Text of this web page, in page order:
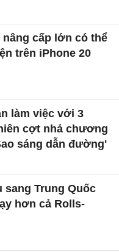
nâng cấp lớn có thể
trên iPhone 20
làm việc với 3
cợt nhả chương
sáng dẫn đường'
sang Trung Quốc
hơn cả Rolls-